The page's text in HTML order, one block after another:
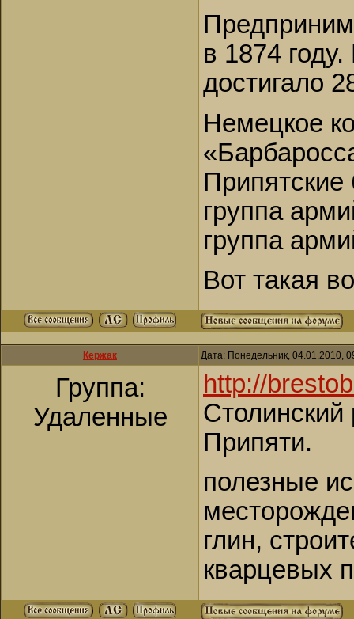
в 1874
достигало
Немецкое
Припятские
группа
группа
Вот такая
Кержак Дата: Понедельник, 04.01.2010,
Группа:
Удаленные
http://
Припяти.
полезные
глин,
кварцевых